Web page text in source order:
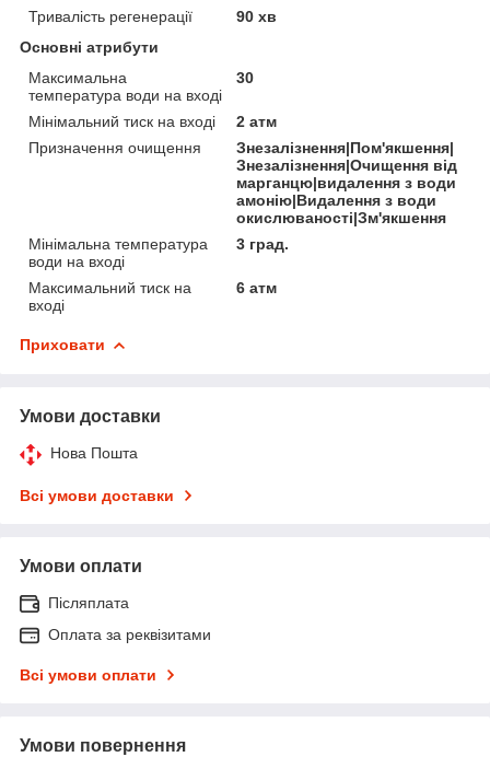
Тривалість регенерації
90 хв
Основні атрибути
Максимальна
температура води на вході
30
Мінімальний тиск на вході
2 атм
Призначення очищення
Знезалізнення|Пом'якшення|
Знезалізнення|Очищення від
марганцю|видалення з води
амонію|Видалення з води
окислюваності|Зм'якшення
Мінімальна температура
води на вході
3 град.
Максимальний тиск на
вході
6 атм
Приховати
Умови доставки
Нова Пошта
Всі умови доставки
Умови оплати
Післяплата
Оплата за реквізитами
Всі умови оплати
Умови повернення